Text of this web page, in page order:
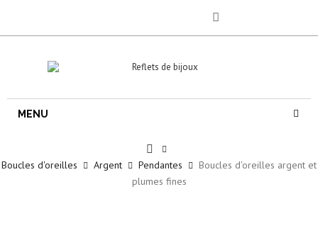
MENU
Boucles d'oreilles Argent Pendantes
Boucles d'oreilles argent et
plumes fines